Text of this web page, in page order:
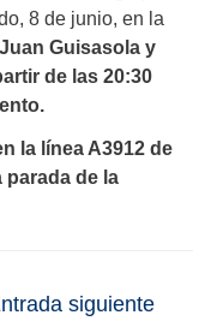
8 de junio, en la
Guisasola y
de las 20:30
la línea A3912 de
parada de la
siguiente